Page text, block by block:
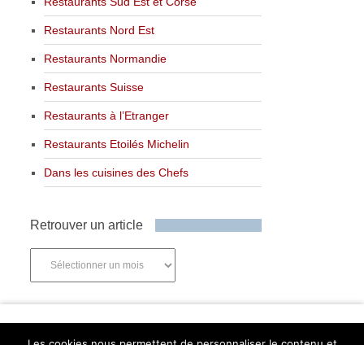
Restaurants Nord Est
Restaurants Normandie
Restaurants Suisse
Restaurants à l’Etranger
Restaurants Etoilés Michelin
Dans les cuisines des Chefs
Retrouver un article